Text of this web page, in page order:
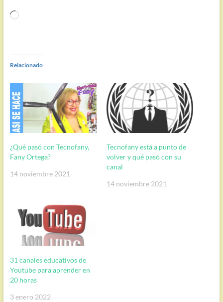
Cargando...
Relacionado
¿Qué pasó con Tecnofany,
Fany Ortega?
14 noviembre 2021
Tecnofany está a punto de
volver y qué pasó con su
canal
14 noviembre 2021
31 canales educativos de
Youtube para aprender en
20 horas
3 enero 2022